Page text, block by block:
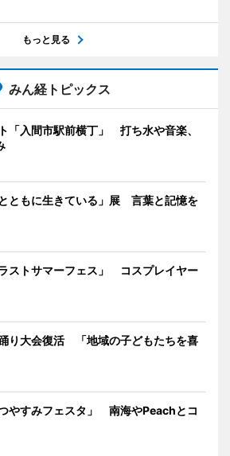
もっと見る
みん経トピックス
「入間市駅前横丁」 打ち水や音楽、
ともに生きている」展 言葉と記憶を
ストサマーフェス」 コスプレイヤー
り大会復活 「地域の子どもたちを喜
やすみフェスタ」 南海やPeachとコ